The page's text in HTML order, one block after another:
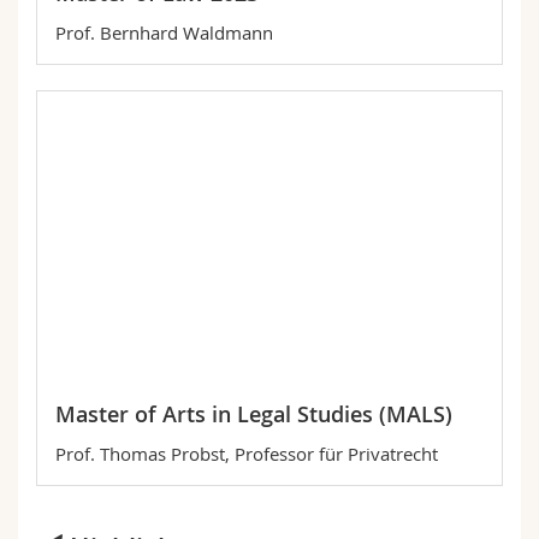
Prof. Bernhard Waldmann
Master of Arts in Legal Studies (MALS)
Prof. Thomas Probst, Professor für Privatrecht